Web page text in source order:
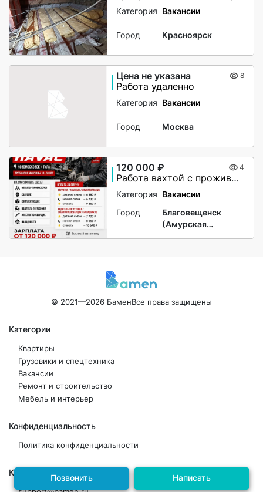
Категория Вакансии
Город Красноярск
Цена не указана 8
Работа удаленно
Категория Вакансии
Город Москва
120 000 ₽ 4
Работа вахтой с проживанием для женщин, для мужчин
Категория Вакансии
Город
Благовещенск
(Амурская
Позвонить Написать
© 2021—2026 БаменВсе права защищены
Категории
Квартиры
Грузовики и спецтехника
Вакансии
Ремонт и строительство
Мебель и интерьер
Конфиденциальность
Политика конфиденциальности
Контакты